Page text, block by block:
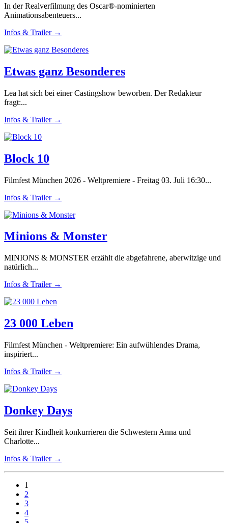
In der Realverfilmung des Oscar®-nominierten
Animationsabenteuers...
Infos & Trailer →
Etwas ganz Besonderes
Lea hat sich bei einer Castingshow beworben. Der Redakteur
fragt:...
Infos & Trailer →
Block 10
Filmfest München 2026 - Weltpremiere - Freitag 03. Juli 16:30...
Infos & Trailer →
Minions & Monster
MINIONS & MONSTER erzählt die abgefahrene, aberwitzige und
natürlich...
Infos & Trailer →
23 000 Leben
Filmfest München - Weltpremiere: Ein aufwühlendes Drama,
inspiriert...
Infos & Trailer →
Donkey Days
Seit ihrer Kindheit konkurrieren die Schwestern Anna und
Charlotte...
Infos & Trailer →
1
2
3
4